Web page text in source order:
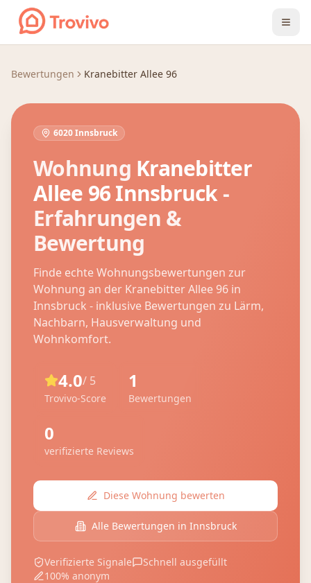
Zum Inhalt springen
Bewertungen Kranebitter Allee 96
6020 Innsbruck
Wohnung Kranebitter
Allee 96Innsbruck-
Erfahrungen &
Bewertung
Finde echte Wohnungsbewertungen zur
Wohnung an der Kranebitter Allee 96 in
Innsbruck - inklusive Bewertungen zu Lärm,
Nachbarn, Hausverwaltung und
Wohnkomfort.
4.0/ 5
Trovivo-Score
1
Bewertungen
0
verifizierte Reviews
Diese Wohnung bewerten
Alle Bewertungen in Innsbruck
Verifizierte Signale
Schnell ausgefüllt
100% anonym